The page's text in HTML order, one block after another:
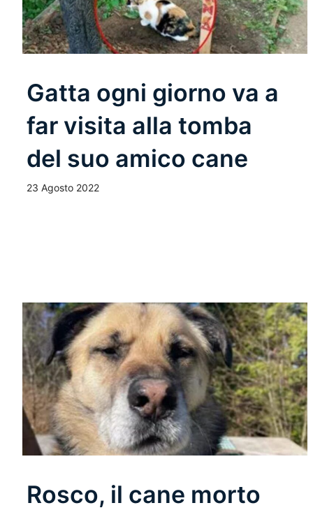
Gatta ogni giorno va a
far visita alla tomba
del suo amico cane
23 Agosto 2022
Rosco, il cane morto